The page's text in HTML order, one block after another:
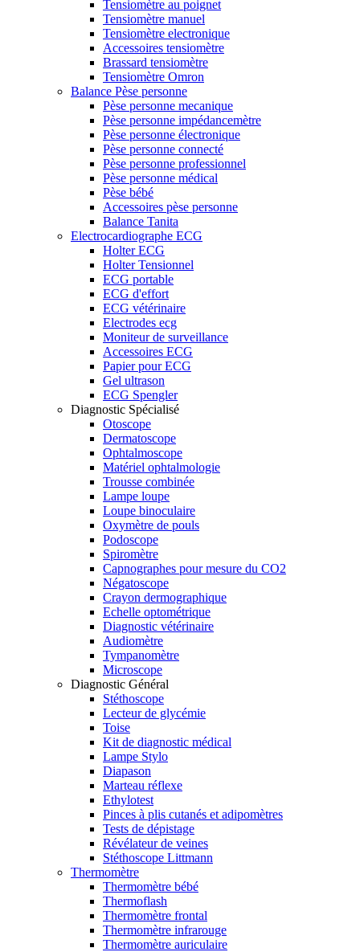
Tensiomètre au poignet
Tensiomètre manuel
Tensiomètre electronique
Accessoires tensiomètre
Brassard tensiomètre
Tensiomètre Omron
Balance Pèse personne
Pèse personne mecanique
Pèse personne impédancemètre
Pèse personne électronique
Pèse personne connecté
Pèse personne professionnel
Pèse personne médical
Pèse bébé
Accessoires pèse personne
Balance Tanita
Electrocardiographe ECG
Holter ECG
Holter Tensionnel
ECG portable
ECG d'effort
ECG vétérinaire
Electrodes ecg
Moniteur de surveillance
Accessoires ECG
Papier pour ECG
Gel ultrason
ECG Spengler
Diagnostic Spécialisé
Otoscope
Dermatoscope
Ophtalmoscope
Matériel ophtalmologie
Trousse combinée
Lampe loupe
Loupe binoculaire
Oxymètre de pouls
Podoscope
Spiromètre
Capnographes pour mesure du CO2
Négatoscope
Crayon dermographique
Echelle optométrique
Diagnostic vétérinaire
Audiomètre
Tympanomètre
Microscope
Diagnostic Général
Stéthoscope
Lecteur de glycémie
Toise
Kit de diagnostic médical
Lampe Stylo
Diapason
Marteau réflexe
Ethylotest
Pinces à plis cutanés et adipomètres
Tests de dépistage
Révélateur de veines
Stéthoscope Littmann
Thermomètre
Thermomètre bébé
Thermoflash
Thermomètre frontal
Thermomètre infrarouge
Thermomètre auriculaire